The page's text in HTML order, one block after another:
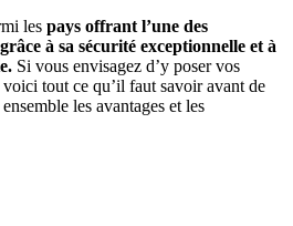
les pays offrant l’une des
à sa sécurité exceptionnelle et à
Si vous envisagez d’y poser vos
tout ce qu’il faut savoir avant de
les avantages et les